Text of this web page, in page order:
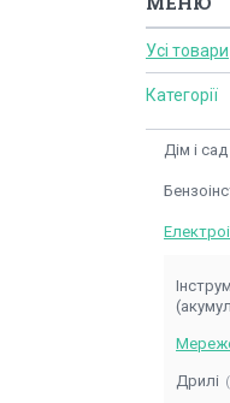
Усі товари
Категорії
Дім і сад
Дрилі